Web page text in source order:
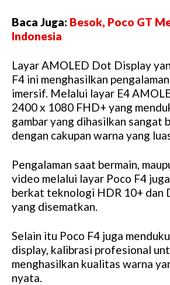
Baca Juga: Besok, Poco GT
Indonesia
Layar AMOLED Dot Display
F4 ini menghasilkan
imersif. Melalui layar E4
2400 x 1080 FHD+ yang
gambar yang dihasilkan sangat
dengan cakupan warna yang
Pengalaman saat bermain,
video melalui layar Poco F4
berkat teknologi HDR 10+ dan
yang disematkan.
Selain itu Poco F4 juga
display, kalibrasi profesional
menghasilkan kualitas warna
nyata.